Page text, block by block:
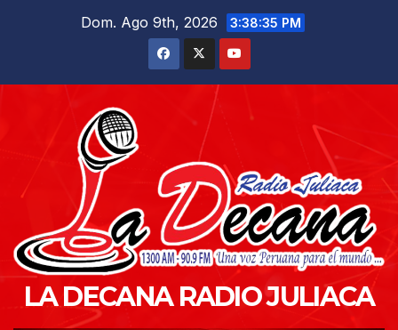
Dom. Ago 9th, 2026 3:38:37 PM
LA DECANA RADIO JULIACA